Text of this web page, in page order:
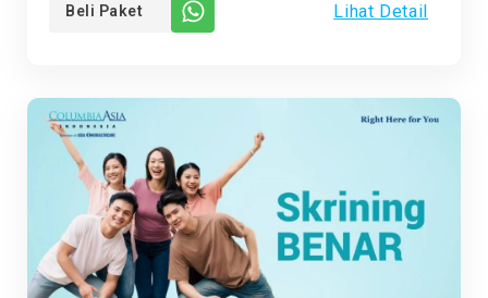
tangga yang sehat dan aman untuk keluarga.
Beli Paket Lihat Detail